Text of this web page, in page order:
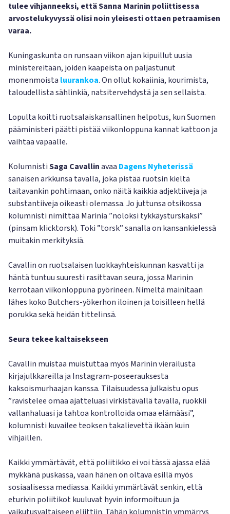
tulee vihjanneeksi, että Sanna Marinin poliittisessa
arvostelukyvyssä olisi noin yleisesti ottaen petraamisen
varaa.
Kuningaskunta on runsaan viikon ajan kipuillut uusia
ministereitään, joiden kaapeista on paljastunut
monenmoista luurankoa. On ollut kokaiinia, kourimista,
taloudellista sählinkiä, natsitervehdystä ja sen sellaista.
Lopulta koitti ruotsalaiskansallinen helpotus, kun Suomen
pääministeri päätti pistää viikonloppuna kannat kattoon ja
vaihtaa vapaalle.
KolumnistiSaga Cavallinavaa Dagens Nyheterissä
sanaisen arkkunsa tavalla, joka pistää ruotsin kieltä
taitavankin pohtimaan, onko näitä kaikkia adjektiiveja ja
substantiiveja oikeasti olemassa. Jo juttunsa otsikossa
kolumnisti nimittää Marinia ”noloksi tykkäysturskaksi”
(pinsam klicktorsk). Toki ”torsk” sanalla on kansankielessä
muitakin merkityksiä.
Cavallin on ruotsalaisen luokkayhteiskunnan kasvatti ja
häntä tuntuu suuresti rasittavan seura, jossa Marinin
kerrotaan viikonloppuna pyörineen. Nimeltä mainitaan
lähes koko Butchers-yökerhon iloinen ja toisilleen hellä
porukka sekä heidän tittelinsä.
Seura tekee kaltaisekseen
Cavallin muistaa muistuttaa myös Marinin vierailusta
kirjajulkkareilla ja Instagram-poseerauksesta
kaksoismurhaajan kanssa. Tilaisuudessa julkaistu opus
”ravistelee omaa ajatteluasi virkistävällä tavalla, ruokkii
vallanhaluasi ja tahtoa kontrolloida omaa elämääsi”,
kolumnisti kuvailee teoksen takalievettä ikään kuin
vihjaillen.
Kaikki ymmärtävät, että poliitikko ei voi tässä ajassa elää
mykkänä puskassa, vaan hänen on oltava esillä myös
sosiaalisessa mediassa. Kaikki ymmärtävät senkin, että
eturivin poliitikot kuuluvat hyvin informoituun ja